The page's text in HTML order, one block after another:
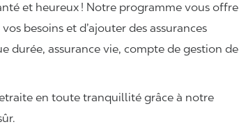
et heureux ! Notre programme vous offre
besoins et d’ajouter des assurances
durée, assurance vie, compte de gestion de
en toute tranquillité grâce à notre